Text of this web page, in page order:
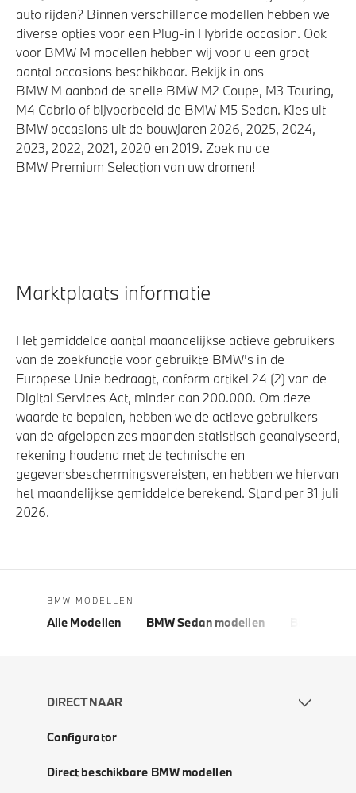
auto rijden? Binnen verschillende modellen hebben we
diverse opties voor een Plug-in Hybride occasion. Ook
voor BMW M modellen hebben wij voor u een groot
aantal occasions beschikbaar. Bekijk in ons
BMW M aanbod de snelle BMW M2 Coupe, M3 Touring,
M4 Cabrio of bijvoorbeeld de BMW M5 Sedan. Kies uit
BMW occasions uit de bouwjaren 2026, 2025, 2024,
2023, 2022, 2021, 2020 en 2019. Zoek nu de
BMW Premium Selection van uw dromen!
Marktplaats informatie
Het gemiddelde aantal maandelijkse actieve gebruikers
van de zoekfunctie voor gebruikte BMW's in de
Europese Unie bedraagt, conform artikel 24 (2) van de
Digital Services Act, minder dan 200.000. Om deze
waarde te bepalen, hebben we de actieve gebruikers
van de afgelopen zes maanden statistisch geanalyseerd,
rekening houdend met de technische en
gegevensbeschermingsvereisten, en hebben we hiervan
het maandelijkse gemiddelde berekend. Stand per 31 juli
2026.
BMW MODELLEN
Alle Modellen BMW Sedan modellen
DIRECT NAAR
Configurator
Direct beschikbare BMW modellen